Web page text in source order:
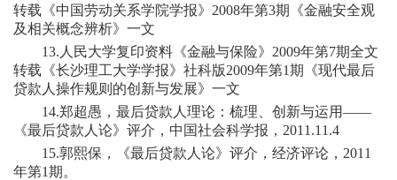
转载《中国劳动关系学院学报》2008年第3期《金融安全观
及相关概念辨析》一文
13.人民大学复印资料《金融与保险》2009年第7期全文
转载《长沙理工大学学报》社科版2009年第1期《现代最后
贷款人操作规则的创新与发展》一文
14.郑超愚，最后贷款人理论：梳理、创新与运用——
《最后贷款人论》评介，中国社会科学报，2011.11.4
15.郭熙保，《最后贷款人论》评介，经济评论，2011
年第1期。